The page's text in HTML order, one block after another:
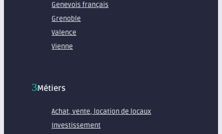
Genevois français
Grenoble
Valence
Vienne
Métiers
Achat, vente, location de locaux
Investissement